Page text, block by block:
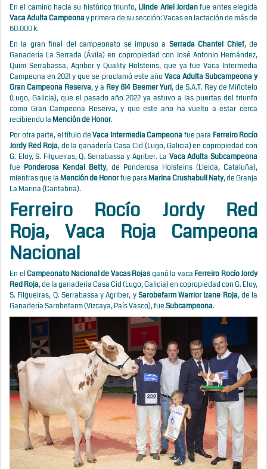
En el camino hacia su histórico triunfo, Llinde Ariel Jordanfue antes elegida
Vaca Adulta Campeonay primera de su sección: Vacas en lactación de más de
60.000 k.
En la gran final del campeonato se impuso a Serrada Chantel Chief, de
Ganadería La Serrada (Ávila) en copropiedad con José Antonio Hernández,
Quim Serrabassa, Agriber y Quality Holsteins, que ya fue Vaca Intermedia
Campeona en 2021 y que se proclamó este añoVaca Adulta Subcampeona y
Gran Campeona Reserva, y a Rey814 Beemer Yuri, de S.A.T. Rey de Miñotelo
(Lugo, Galicia), que el pasado año 2022 ya estuvo a las puertas del triunfo
como Gran Campeona Reserva, y que este año ha vuelto a estar cerca
recibiendo laMención de Honor.
Por otra parte,el título deVaca Intermedia Campeonafue para Ferreiro Rocío
Jordy Red Roja, de la ganadería Casa Cid (Lugo, Galicia) en copropiedad con
G. Eloy, S. Filgueiras, Q. Serrabassa y Agriber. La Vaca Adulta Subcampeona
fue Ponderosa Kendal Betty, de Ponderosa Holsteins (Lleida, Cataluña),
mientras que laMención de Honorfue paraMarina Crushabull Naty, de Granja
La Marina (Cantabria).
Ferreiro Rocío Jordy Red
Roja,Vaca Roja Campeona
Nacional
En elCampeonato Nacional de Vacas Rojasganó la vaca Ferreiro Rocío Jordy
Red Roja, de la ganadería Casa Cid (Lugo, Galicia) en copropiedad con G. Eloy,
S. Filgueiras, Q. Serrabassa y Agriber, ySarobefarm Warrior Izane Roja, de la
Ganadería Sarobefarm (Vizcaya, País Vasco), fueSubcampeona.